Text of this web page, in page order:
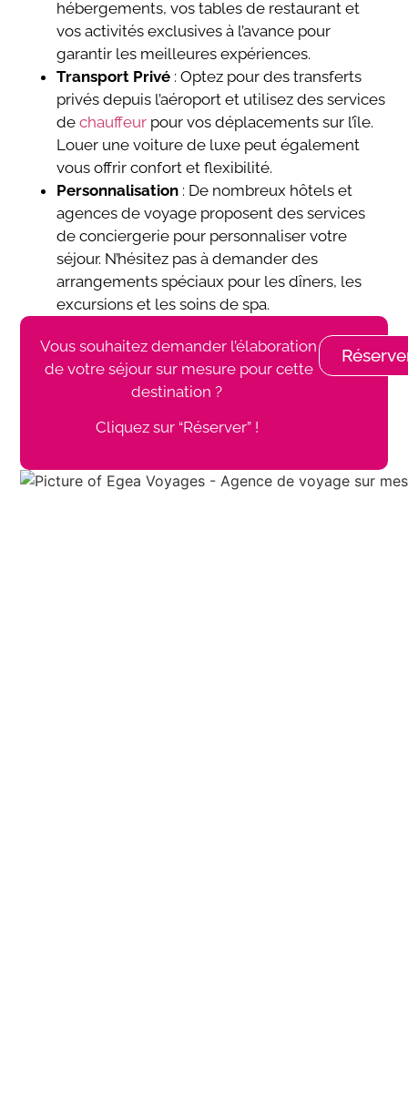
hébergements, vos tables de restaurant et
vos activités exclusives à l’avance pour
garantir les meilleures expériences.
Transport Privé : Optez pour des transferts
privés depuis l’aéroport et utilisez des services
dechauffeur pour vos déplacements sur l’île.
Louer une voiture de luxe peut également
vous offrir confort et flexibilité.
Personnalisation : De nombreux hôtels et
agences de voyage proposent des services
de conciergerie pour personnaliser votre
séjour. N’hésitez pas à demander des
arrangements spéciaux pour les dîners, les
excursions et les soins de spa.
Vous souhaitez demander l’élaboration
de votre séjour sur mesure pour cette
destination ?
Cliquez sur “Réserver” !